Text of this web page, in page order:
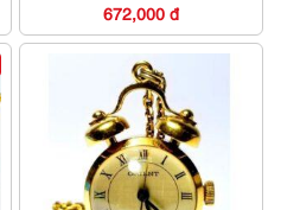
672,000 đ